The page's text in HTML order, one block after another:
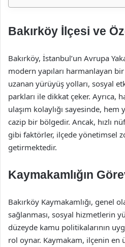
Bakırköy İlçesi ve
Bakırköy, İstanbul’un Avrupa
modern yapıları harmanlayan
uzanan yürüyüş yolları, sosyal
parkları ile dikkat çeker. Ayrıca,
ulaşım kolaylığı sayesinde,
cazip bir bölgedir. Ancak, hızlı
gibi faktörler, ilçede yönetimsel
getirmektedir.
Kaymakamlığın
Bakırköy Kaymakamlığı, genel
sağlanması, sosyal hizmetlerin
düzeyde kamu politikalarının
rol oynar. Kaymakam, ilçenin en